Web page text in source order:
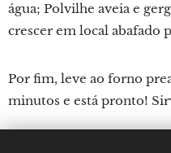
água; Polvilhe aveia e
crescer em local abafado
Por fim, leve ao forno
minutos e está pronto!